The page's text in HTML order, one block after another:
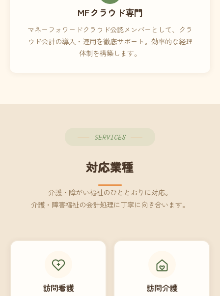
MFクラウド専門
マネーフォワードクラウド公認メンバーとして、クラ
ウド会計の導入・運用を徹底サポート。効率的な経理
体制を構築します。
SERVICES
対応業種
介護・障がい福祉のひととおりに対応。
介護・障害福祉の会計処理に丁寧に向き合います。
訪問看護 訪問介護